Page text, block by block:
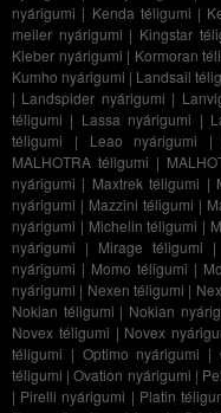
nyárigumi | Kenda téligumi |
meiler nyárigumi | Kingstar
Kleber nyárigumi | Kormoran
Kumho nyárigumi | Landsail
| Landspider nyárigumi |
téligumi | Lassa nyárigumi |
téligumi | Leao nyárigumi |
MALHOTRA téligumi |
nyárigumi | Maxtrek téligumi |
nyárigumi | Mazzini téligumi |
nyárigumi | Michelin téligumi |
nyárigumi | Mirage téligumi |
nyárigumi | Momo téligumi |
nyárigumi | Nexen téligumi |
Nokian téligumi | Nokian
Novex téligumi | Novex
téligumi | Optimo nyárigumi |
téligumi |Ovation nyárigumi |
| Pirelli nyárigumi | Platin